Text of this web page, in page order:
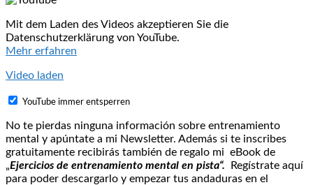
Mit dem Laden des Videos akzeptieren Sie die
Datenschutzerklärung von YouTube.
Mehr erfahren
Video laden
YouTube immer entsperren
No te pierdas ninguna información sobre entrenamiento
mental y apúntate a mi Newsletter. Además si te inscribes
gratuitamente recibirás también de regalo mi eBook de
„Ejercicios de entrenamiento mental en pista“.
Regístrate aquí
para poder descargarlo y empezar tus andaduras en el